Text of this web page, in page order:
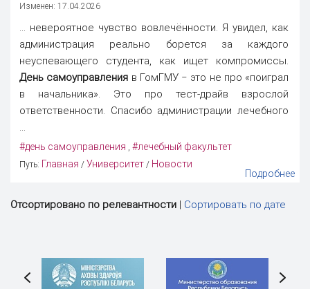
Изменен: 17.04.2026
... невероятное чувство вовлечённости. Я увидел, как
администрация реально борется за каждого
неуспевающего студента, как ищет компромиссы.
День самоуправления в ГомГМУ ‒ это не про «поиграл
в начальника». Это про тест-драйв взрослой
ответственности. Спасибо администрации лечебного
...
#день самоуправления #лечебный факультет
Путь: Главная / Университет / Новости
Подробнее
Отсортировано по релевантности | Сортировать по дате